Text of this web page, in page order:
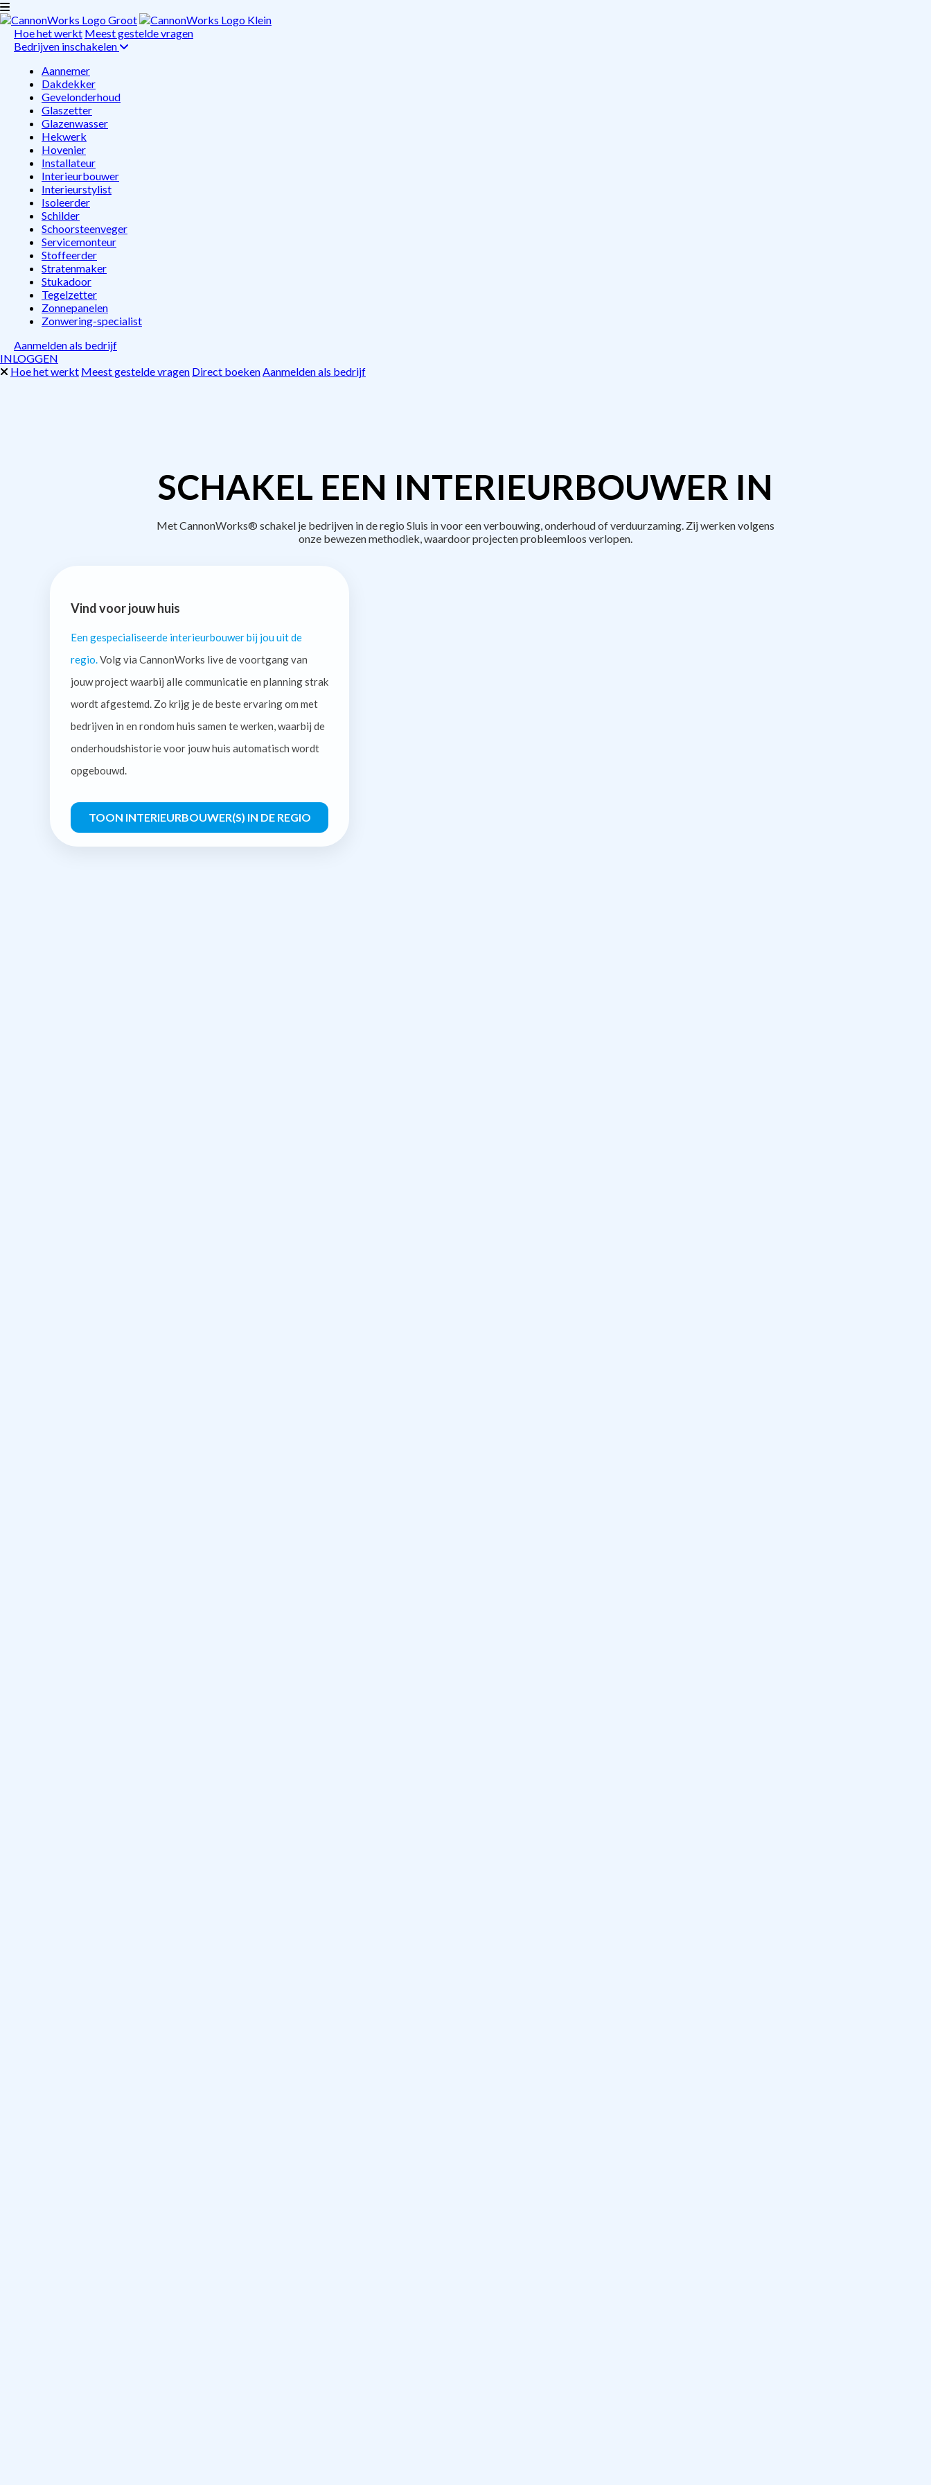
Hoe het werkt Meest gestelde vragen
Bedrijven inschakelen
Aannemer
Dakdekker
Gevelonderhoud
Glaszetter
Glazenwasser
Hekwerk
Hovenier
Installateur
Interieurbouwer
Interieurstylist
Isoleerder
Schilder
Schoorsteenveger
Servicemonteur
Stoffeerder
Stratenmaker
Stukadoor
Tegelzetter
Zonnepanelen
Zonwering-specialist
Aanmelden als bedrijf
INLOGGEN
Hoe het werkt Meest gestelde vragen Direct boekenAanmelden als bedrijf
SCHAKEL EEN INTERIEURBOUWER IN
Met CannonWorks® schakel je bedrijven in de regio Sluis in voor een verbouwing, onderhoud of verduurzaming. Zij werken volgens
onze bewezen methodiek, waardoor projecten probleemloos verlopen.
Vind voor jouw huis
Een gespecialiseerde interieurbouwer bij jou uit de
regio. Volg via CannonWorks live de voortgang van
jouw project waarbij alle communicatie en planning strak
wordt afgestemd. Zo krijg je de beste ervaring om met
bedrijven in en rondom huis samen te werken, waarbij de
onderhoudshistorie voor jouw huis automatisch wordt
opgebouwd.
TOON INTERIEURBOUWER(S) IN DE REGIO